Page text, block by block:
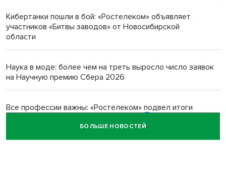
Новосибирский преподаватель с женой вошли в топ-16
многодетных в России
Обновлённое отделение ВТБ открылось в Искитиме
Кибертанки пошли в бой: «Ростелеком» объявляет
участников «Битвы заводов» от Новосибирской
области
Наука в моде: более чем на треть выросло число заявок
на Научную премию Сбера 2026
Все профессии важны: «Ростелеком» подвел итоги
БОЛЬШЕ НОВОСТЕЙ